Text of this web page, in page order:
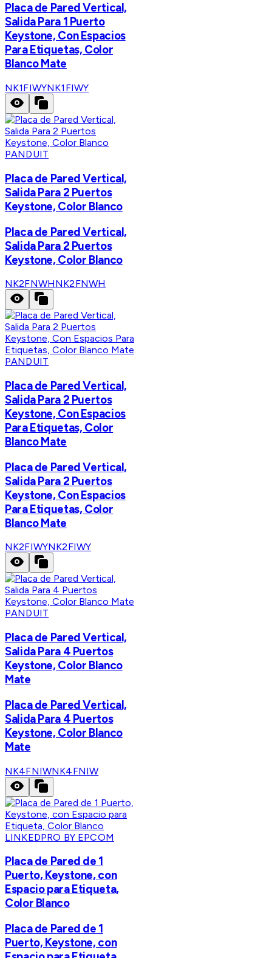
Placa de Pared Vertical,
Salida Para 1 Puerto
Keystone, Con Espacios
Para Etiquetas, Color
Blanco Mate
NK1FIWYNK1FIWY
PANDUIT
Placa de Pared Vertical,
Salida Para 2 Puertos
Keystone, Color Blanco
Placa de Pared Vertical,
Salida Para 2 Puertos
Keystone, Color Blanco
NK2FNWHNK2FNWH
PANDUIT
Placa de Pared Vertical,
Salida Para 2 Puertos
Keystone, Con Espacios
Para Etiquetas, Color
Blanco Mate
Placa de Pared Vertical,
Salida Para 2 Puertos
Keystone, Con Espacios
Para Etiquetas, Color
Blanco Mate
NK2FIWYNK2FIWY
PANDUIT
Placa de Pared Vertical,
Salida Para 4 Puertos
Keystone, Color Blanco
Mate
Placa de Pared Vertical,
Salida Para 4 Puertos
Keystone, Color Blanco
Mate
NK4FNIWNK4FNIW
LINKEDPRO BY EPCOM
Placa de Pared de 1
Puerto, Keystone, con
Espacio para Etiqueta,
Color Blanco
Placa de Pared de 1
Puerto, Keystone, con